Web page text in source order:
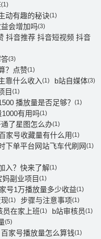
(1)
动有趣的秘诀(1)
会增加吗(3)
抖音推荐 抖音短视频 抖音
(3)
？点赞(1)
靠什么收入(1) b站自媒体(3)
目 (1)
播放量是否足够？ (1)
有用吗(1)
了星图怎么办(1)
家号收藏量有什么用(1)
下单平台网站飞车代刷网(1)
入？快来了解(1)
妈副业项目 (1)
号1万播放量多少收益(1)
(1) 步骤与注意事项(1)
员在家上班(1) b站审核员(1)
(5)
百家号播放量怎么算钱(1)